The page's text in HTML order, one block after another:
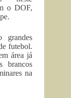
o DOF,
futebol.
área já
brancos
na